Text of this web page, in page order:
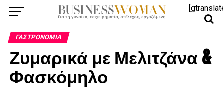
ΓΑΣΤΡΟΝΟΜΊΑ
Ζυμαρικά με Μελιτζάνα &
Φασκόμηλο